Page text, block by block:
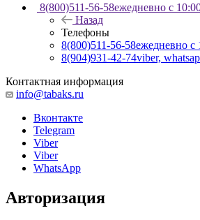
8(800)511-56-58ежедневно с
Назад
Телефоны
8(800)511-56-58ежедневно с
8(904)931-42-74viber,
Контактная информация
info@tabaks.ru
Вконтакте
Telegram
Viber
Viber
WhatsApp
Авторизация